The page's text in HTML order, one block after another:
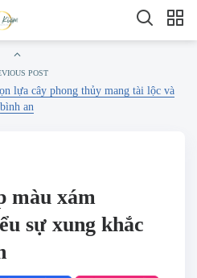
POST
lựa cây phong thủy mang tài lộc và
bình an
màu xám
sự xung khắc